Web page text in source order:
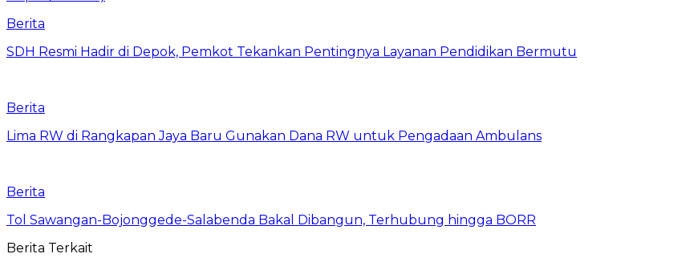
Berita
SDH Resmi Hadir di Depok, Pemkot Tekankan Pentingnya Layanan Pendidikan Bermutu
Berita
Lima RW di Rangkapan Jaya Baru Gunakan Dana RW untuk Pengadaan Ambulans
Berita
Tol Sawangan-Bojonggede-Salabenda Bakal Dibangun, Terhubung hingga BORR
Berita Terkait